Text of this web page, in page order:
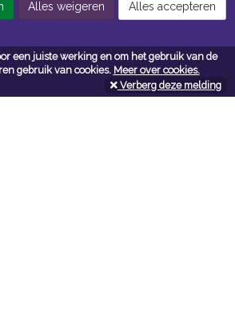
een juiste werking en om het gebruik van de
gebruik van cookies. Meer over cookies.
Verberg deze melding
uur
Alles weigeren Alles accepteren